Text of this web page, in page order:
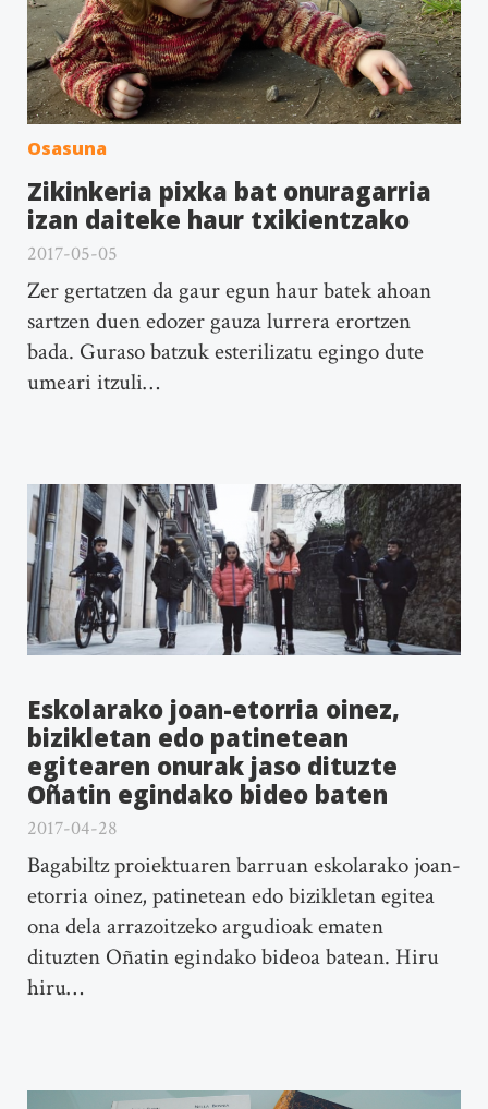
Osasuna
Zikinkeria pixka bat onuragarria
izan daiteke haur txikientzako
2017-05-05
Zer gertatzen da gaur egun haur batek ahoan
sartzen duen edozer gauza lurrera erortzen
bada. Guraso batzuk esterilizatu egingo dute
umeari itzuli…
Eskolarako joan-etorria oinez,
bizikletan edo patinetean
egitearen onurak jaso dituzte
Oñatin egindako bideo baten
2017-04-28
Bagabiltz proiektuaren barruan eskolarako joan-
etorria oinez, patinetean edo bizikletan egitea
ona dela arrazoitzeko argudioak ematen
dituzten Oñatin egindako bideoa batean. Hiru
hiru…